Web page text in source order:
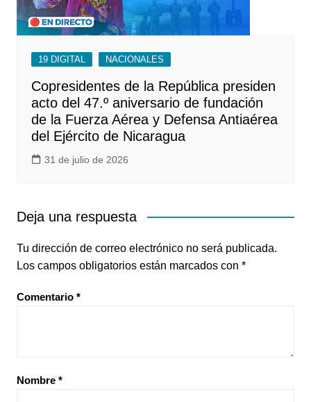
19 DIGITAL NACIONALES
Copresidentes de la República presiden
acto del 47.º aniversario de fundación
de la Fuerza Aérea y Defensa Antiaérea
del Ejército de Nicaragua
31 de julio de 2026
Deja una respuesta
Tu dirección de correo electrónico no será publicada.
Los campos obligatorios están marcados con *
Comentario *
Nombre *